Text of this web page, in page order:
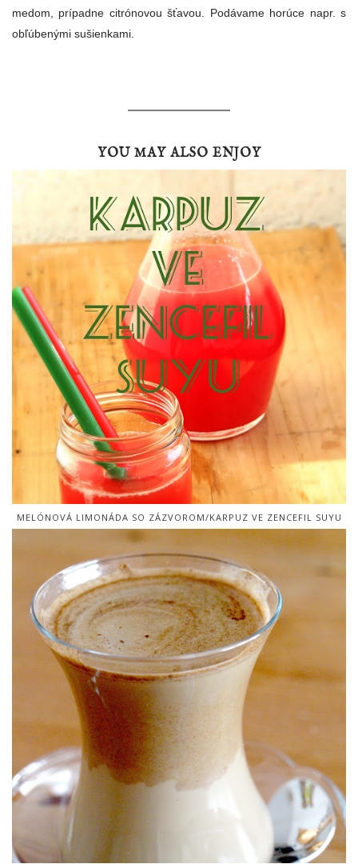
medom, prípadne citrónovou šťavou. Podávame horúce napr. s
obľúbenými sušienkami.
YOU MAY ALSO ENJOY
MELÓNOVÁ LIMONÁDA SO ZÁZVOROM/KARPUZ VE ZENCEFIL SUYU